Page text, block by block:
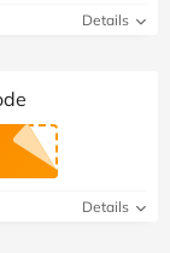
Details
Details